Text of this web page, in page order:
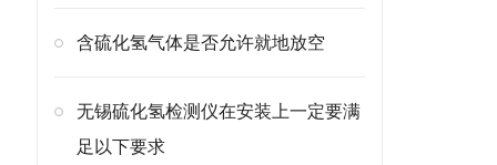
含硫化氢气体是否允许就地放空
无锡硫化氢检测仪在安装上一定要满
足以下要求